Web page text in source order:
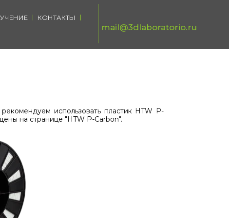
mail@3dlaboratorio.ru
КОНТАКТЫ
использовать пластик HTW P-
на странице "HTW P-Carbon".